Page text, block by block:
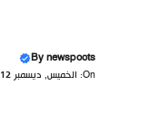
Bynewspoots
On: الخميس, ديسمبر 12, 2019 12:14 صباحًا